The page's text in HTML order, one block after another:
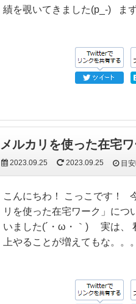
績を覗いてきました(p_-) ま
メルカリを使った在宅
2023.09.25 2023.09.25 目
こんにちわ！ こっこです！
リを使った在宅ワーク」に
いました(´・ω・｀) 実は、
上やることが増えてもな。